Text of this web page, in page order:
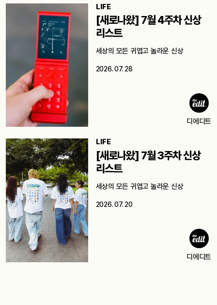
LIFE
[새로나왔] 7월 4주차 신상
리스트
세상의 모든 귀엽고 놀라운 신상
2026. 07. 28
디에디트
LIFE
[새로나왔] 7월 3주차 신상
리스트
세상의 모든 귀엽고 놀라운 신상
2026. 07. 20
디에디트